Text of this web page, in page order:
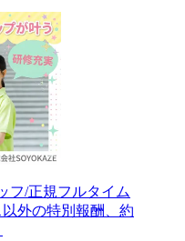
フ/正規フルタイム
外の特別報酬、約